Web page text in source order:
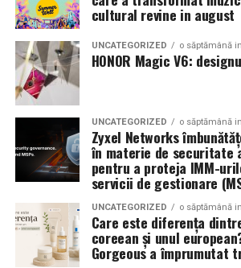
importantă a momentelor speciale din
combinând experiența organizatorică
a transforma fiecare eveniment într-
deosebită pentru participanți.
accentua liniile caroseriei si poate oferi
echilibrat, in timp ce o alegere gresita
proportiile, chiar daca restul masinii
Anvelopele ca element vizual la show-
La evenimentele auto din Cluj,
componente functionale, ci si
si fotografii surprind adesea detalii
care roata umple aripa, distanta fata de
aspectul general al ansamblului roata-
Anvelopele curate, cu dimensiuni
uniforma, contribuie la imaginea
cultural revine in august
UNCATEGORIZED o săptămână
HONOR Magic V6:
UNCATEGORIZED o săptămână
Zyxel Networks
în materie de securitate
pentru a proteja IMM-
servicii de gestionare
UNCATEGORIZED o săptămână
Care este diferența
coreean și unul
Gorgeous a împrumutat